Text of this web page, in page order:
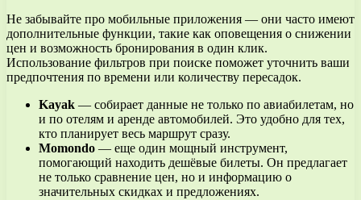
Не забывайте про мобильные приложения — они часто имеют
дополнительные функции, такие как оповещения о снижении
цен и возможность бронирования в один клик.
Использование фильтров при поиске поможет уточнить ваши
предпочтения по времени или количеству пересадок.
Kayak — собирает данные не только по авиабилетам, но
и по отелям и аренде автомобилей. Это удобно для тех,
кто планирует весь маршрут сразу.
Momondo — еще один мощный инструмент,
помогающий находить дешёвые билеты. Он предлагает
не только сравнение цен, но и информацию о
значительных скидках и предложениях.